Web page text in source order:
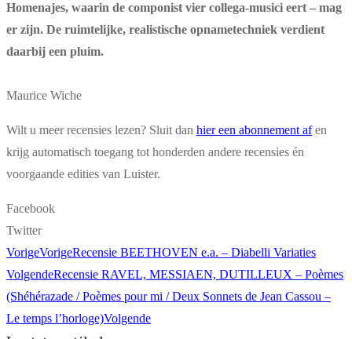
Homenajes, waarin de componist vier collega-musici eert – mag
er zijn. De ruimtelijke, realistische opnametechniek verdient
daarbij een pluim.
Maurice Wiche
Wilt u meer recensies lezen? Sluit dan hier een abonnement afen
krijg automatisch toegang tot honderden andere recensies én
voorgaande edities van Luister.
Facebook
Twitter
VorigeVorigeRecensie BEETHOVEN e.a. – Diabelli Variaties
VolgendeRecensie RAVEL, MESSIAEN, DUTILLEUX – Poèmes
(Shéhérazade / Poèmes pour mi / Deux Sonnets de Jean Cassou –
Le temps l’horloge)Volgende